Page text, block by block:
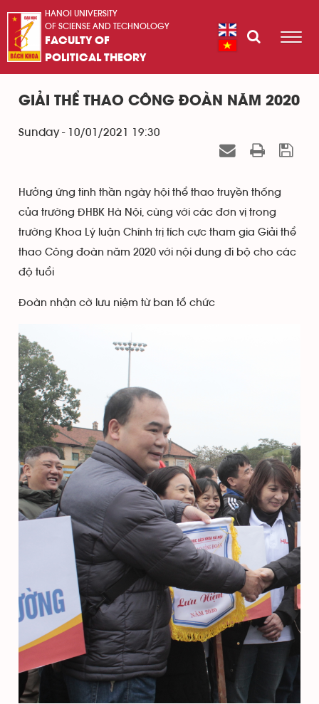
HANOI UNIVERSITY
OF SCIENSE AND TECHNOLOGY
FACULTY OF
POLITICAL THEORY
GIẢI THỂ THAO CÔNG ĐOÀN NĂM 2020
Sunday - 10/01/2021 19:30
Hưởng ứng tinh thần ngày hội thể thao truyền thống
của trường ĐHBK Hà Nội, cùng với các đơn vị trong
trường Khoa Lý luận Chính trị tích cực tham gia Giải thể
thao Công đoàn năm 2020 với nội dung đi bộ cho các
độ tuổi
Đoàn nhận cờ lưu niệm từ ban tổ chức